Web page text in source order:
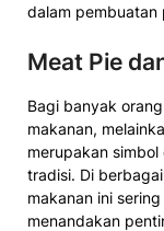
dalam pembuatan
Meat Pie
Bagi banyak
makanan,
merupakan
tradisi. Di
makanan ini
menandakan